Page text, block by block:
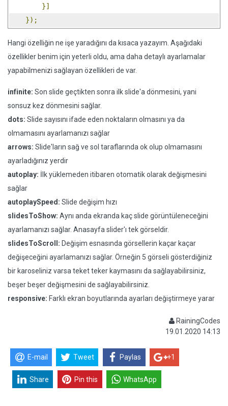
}]
});
Hangi özelliğin ne işe yaradığını da kısaca yazayım. Aşağıdaki
özellikler benim için yeterli oldu, ama daha detaylı ayarlamalar
yapabilmenizi sağlayan özellikleri de var.
infinite: Son slide geçtikten sonra ilk slide'a dönmesini, yani
sonsuz kez dönmesini sağlar.
dots: Slide sayısını ifade eden noktaların olmasını ya da
olmamasını ayarlamanızı sağlar
arrows: Slide'ların sağ ve sol taraflarında ok olup olmamasını
ayarladığınız yerdir
autoplay: İlk yüklemeden itibaren otomatik olarak değişmesini
sağlar
autoplaySpeed: Slide değişim hızı
slidesToShow: Aynı anda ekranda kaç slide görüntüleneceğini
ayarlamanızı sağlar. Anasayfa slider'ı tek görseldir.
slidesToScroll: Değişim esnasında görsellerin kaçar kaçar
değişeceğini ayarlamanızı sağlar. Örneğin 5 görseli gösterdiğiniz
bir karoseliniz varsa teket teker kaymasını da sağlayabilirsiniz,
beşer beşer değişmesini de sağlayabilirsiniz.
responsive: Farklı ekran boyutlarında ayarları değiştirmeye yarar
RainingCodes
19.01.2020 14:13
E-mail Tweet Paylas +1
Share Pin this WhatsApp